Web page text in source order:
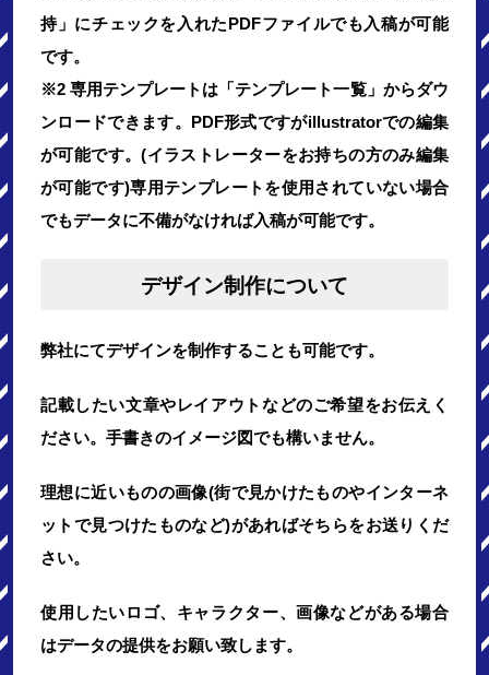
持」にチェックを入れたPDFファイルでも入稿が可能
です。
※2 専用テンプレートは「テンプレート一覧」からダウ
ンロードできます。PDF形式ですがillustratorでの編集
が可能です。(イラストレーターをお持ちの方のみ編集
が可能です)専用テンプレートを使用されていない場合
でもデータに不備がなければ入稿が可能です。
デザイン制作について
弊社にてデザインを制作することも可能です。
記載したい文章やレイアウトなどのご希望をお伝えく
ださい。手書きのイメージ図でも構いません。
理想に近いものの画像(街で見かけたものやインターネ
ットで見つけたものなど)があればそちらをお送りくだ
さい。
使用したいロゴ、キャラクター、画像などがある場合
はデータの提供をお願い致します。